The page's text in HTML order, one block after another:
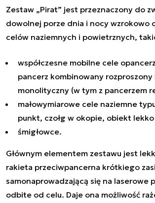
Zestaw „Pirat” jest przeznaczony do
dowolnej porze dnia i nocy wzrokowo
celów naziemnych i powietrznych,
współczesne mobilne cele
pancerz kombinowany rozproszony
monolityczny (w tym z pancerzem
małowymiarowe cele naziemne
punkt, czołg w okopie, obiekt
śmigłowce.
Głównym elementem zestawu jest
rakieta przeciwpancerna krótkiego
samonaprowadzającą się na laserowe
odbite od celu. Daje ona możliwość